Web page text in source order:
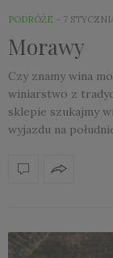
PODRÓŻE 7
Morawy
Czy znamy wina
winiarstwo z
sklepie szukajmy
wyjazdu na